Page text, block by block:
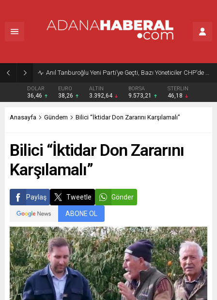
Anıl Tanburoğlu Yeni Parti’ye Geçti, Bazı Yöneticiler CHP’de Kaldı
DOLAR
36,46
EURO
38,26
ALTIN
3.392,64
BORSA
9.573,21
STERLIN
46,18
Anasayfa Gündem Bilici “İktidar Don Zararını Karşılamalı”
Bilici “İktidar Don Zararını
Karşılamalı”
Paylaş Tweetle Gönder
ABONE OL